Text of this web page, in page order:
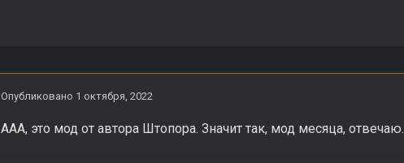
Опубликовано 1 октября, 2022
ААА, это мод от автора Штопора. Значит так, мод месяца, отвечаю.